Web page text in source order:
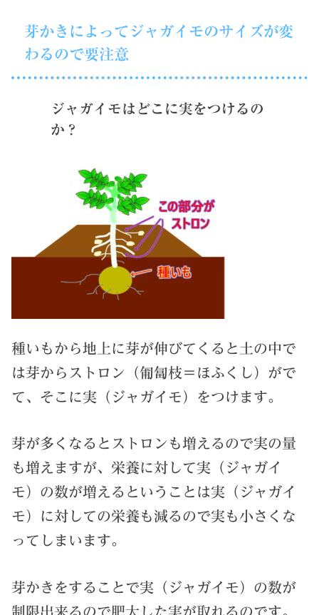
芽かきによってジャガイモのサイズが変
わるので要注意
ジャガイモはどこに実をつけるの
か？
種いもから地上に芽が伸びてくると土の中で
は芽からストロン（匍匐枝＝ほふくし）がで
て、そこに実（ジャガイモ）をつけます。
芽が多くなるとストロンも増えるので実の量
も増えますが、栄養に対して実（ジャガイ
モ）の数が増えるということは実（ジャガイ
モ）に対しての栄養も減るので実も小さくな
ってしまいます。
芽かきをすることで実（ジャガイモ）の数が
制限出来るので肥大した実が取れるのです。